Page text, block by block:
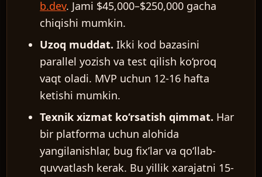
b.dev. Jami $45,000–$250,000 gacha
chiqishi mumkin.
Uzoq muddat. Ikki kod bazasini
parallel yozish va test qilish ko‘proq
vaqt oladi. MVP uchun 12-16 hafta
ketishi mumkin.
Texnik xizmat ko‘rsatish qimmat. Har
bir platforma uchun alohida
yangilanishlar, bug fix’lar va qo‘llab-
quvvatlash kerak. Bu yillik xarajatni 15-